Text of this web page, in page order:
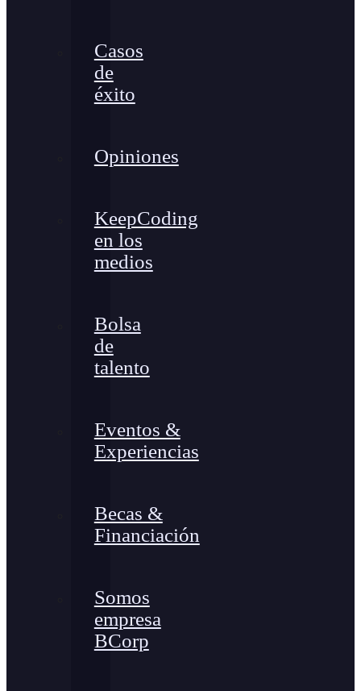
Casos
de
éxito
Opiniones
KeepCoding
en los
medios
Bolsa
de
talento
Eventos &
Experiencias
Becas &
Financiación
Somos
empresa
BCorp